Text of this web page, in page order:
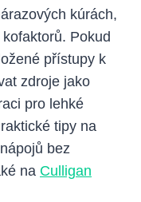
kúrách,
Pokud
přístupy k
zdroje jako
pro lehké
tipy na
bez
na Culligan